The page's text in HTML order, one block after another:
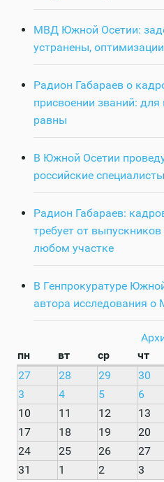
МВД Южной Осетии:
устранены,
Радион Габараев о
присвоении званий:
равны
В Южной Осетии
российские
Радион Габараев:
требует от
любом участке
В Генпрокуратуре
автора исследования о
пн
вт ср чт
27
28 29 30
3
4 5 6
10
11 12 13
17
18 19 20
24
25 26 27
31
1 2 3